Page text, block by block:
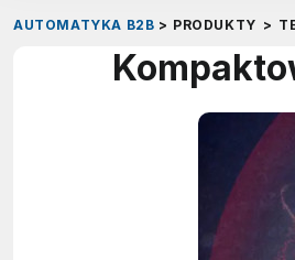
AUTOMATYKA B2B > PRODUKTY >